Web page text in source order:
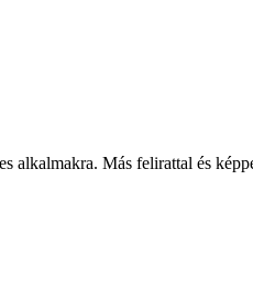
alkalmakra. Más felirattal és